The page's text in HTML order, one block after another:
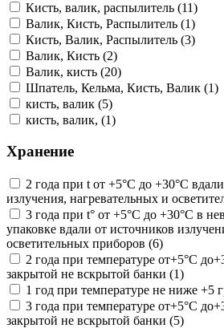
Кисть, валик, распылитель (11)
Валик, Кисть, Распылитель (1)
Кисть, Валик, Распылитель (3)
Валик, Кисть (2)
Валик, кисть (20)
Шпатель, Кельма, Кисть, Валик (1)
кисть, валик (5)
кисть, валик, (1)
Хранение
2 года при t от +5°С до +30°С
излучения, нагревательных и
3 года при t° от +5°С до +30°С в
упаковке вдали от источников
осветительных приборов (6)
2 года при температуре от+5°С
закрытой не вскрытой банки (1)
1 год при температуре не ниже +5
3 года при температуре от+5°С
закрытой не вскрытой банки (5)